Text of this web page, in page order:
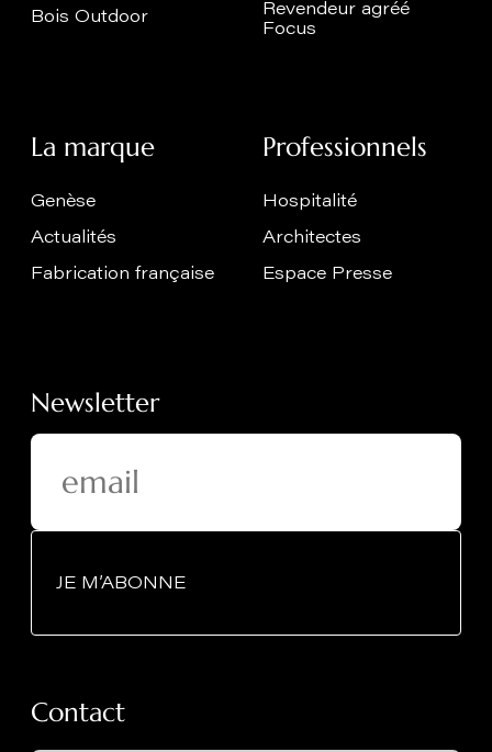
Bois Outdoor
Revendeur agréé
Focus
La marque
Genèse
Actualités
Fabrication française
Professionnels
Hospitalité
Architectes
Espace Presse
Newsletter
JE M’ABONNE
Contact